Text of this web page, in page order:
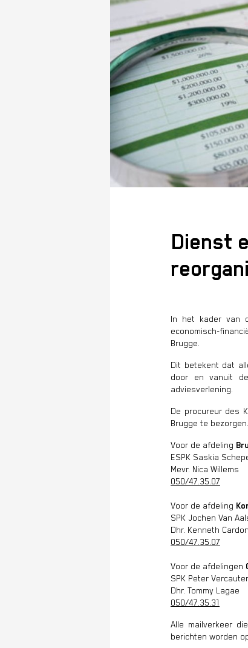
Dienst
In het kader van
economisch-
Brugge.
Dit betekent dat
door en vanuit
adviesverlening.
De procureur des
Brugge te
Voor de afdeling
ESPK Saskia
Mevr. Nica Willems
050/47.35.07
Voor de afdeling
SPK Jochen Van
Dhr. Kenneth Cardon
050/47.35.07
Voor de afdelingen
SPK Peter
Dhr. Tommy Lagae
050/47.35.31
Alle mailverkeer
berichten worden